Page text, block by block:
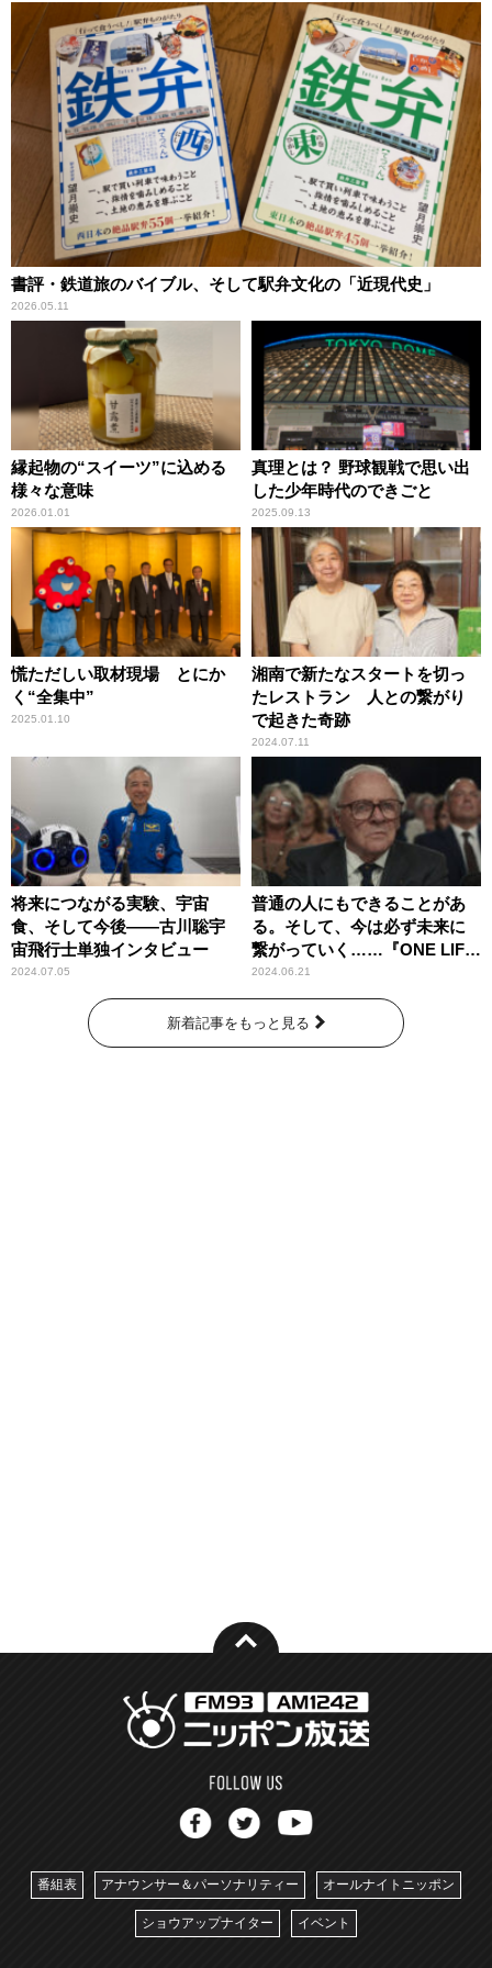
書評・鉄道旅のバイブル、そして駅弁文化の「近現代史」
2026.05.11
縁起物の“スイーツ”に込める
様々な意味
2026.01.01
真理とは？ 野球観戦で思い出
した少年時代のできごと
2025.09.13
慌ただしい取材現場 とにか
く“全集中”
2025.01.10
湘南で新たなスタートを切っ
たレストラン 人との繋がり
で起きた奇跡
2024.07.11
将来につながる実験、宇宙
食、そして今後――古川聡宇
宙飛行士単独インタビュー
2024.07.05
普通の人にもできることがあ
る。そして、今は必ず未来に
繋がっていく……『ONE LIFE
奇跡が繋いだ6000の命』
2024.06.21
新着記事をもっと見る
番組表 アナウンサー＆パーソナリティー オールナイトニッポン
ショウアップナイター イベント